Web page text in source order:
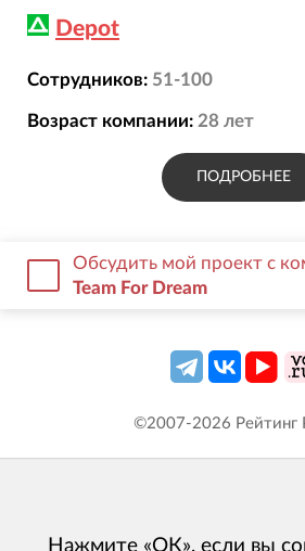
ежегодные интеграции в
яркие и технологичные
клиентов, как Яндекс, Т-
Tyres и других крупных
Depot
Сотрудников: 51-100
Возраст компании: 28 лет
ПОДРОБНЕЕ
Обсудить мой проект с
Team For Dream
©2007-2026 Рейтинг
Нажмите «ОК», если вы